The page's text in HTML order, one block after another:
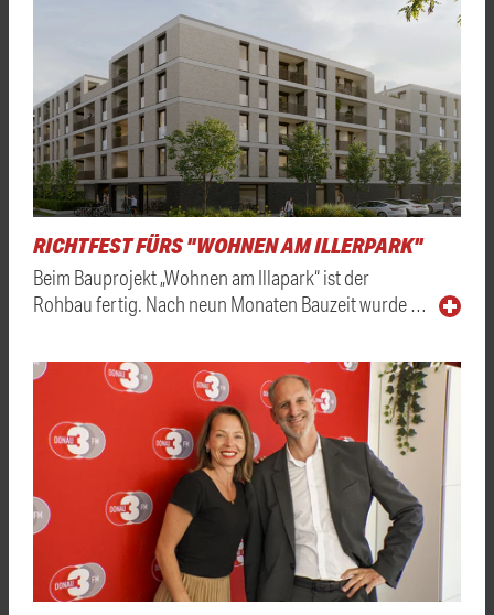
RICHTFEST FÜRS "WOHNEN AM ILLERPARK"
Beim Bauprojekt „Wohnen am Illapark“ ist der
Rohbau fertig. Nach neun Monaten Bauzeit wurde …